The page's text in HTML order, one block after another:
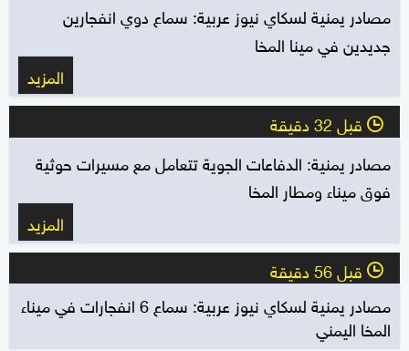
مصادر يمنية لسكاي نيوز عربية: سماع دوي انفجارين
جديدين في مينا المخا
المزيد
l قبل 32 دقيقة
مصادر يمنية: الدفاعات الجوية تتعامل مع مسيرات حوثية
فوق ميناء ومطار المخا
المزيد
l قبل 56 دقيقة
مصادر يمنية لسكاي نيوز عربية: سماع 6 انفجارات في ميناء
المخا اليمني